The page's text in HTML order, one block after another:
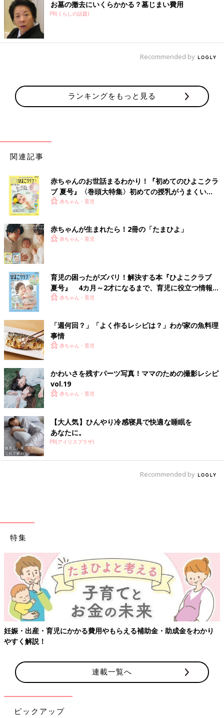
お墓の撤去にいくらかかる？墓じまい費用
PR(くらしの話題)
Recommended by
ランキングをもっと見る
関連記事
赤ちゃんのお世話まるわかり！『初めてのひよこクラ
ブ 夏号』〈巻頭大特集〉初めての授乳がうまくい
く！ おっぱい・ミルクの基本と夏のトラブル 解決テ
赤ちゃん・育児
赤ちゃんが生まれたら！2冊の「たまひよ」
赤ちゃん・育児
育児の困ったがズバリ！解決する本『ひよこクラブ
夏号』 4カ月～2才になるまで、育児に役立つ情報が
いっぱい！
赤ちゃん・育児
「週何回？」「よく作るレシピは？」わが家の魚料理
事情
赤ちゃん・育児
かわいさを残すパーツ写真！ママのための撮影レシピ
vol.19
赤ちゃん・育児
【大人気】ひんやり冷感寝具で快適な睡眠を
あなたに。
PR(アイリスプラザ)
Recommended by
特集
妊娠・出産・育児にかかる費用やもらえる補助金・助成金をわかり
やすく解説！
連載一覧へ
ピックアップ